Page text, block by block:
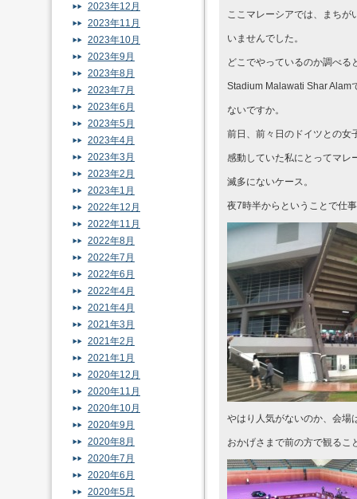
ここマレーシアでは、まちが
いませんでした。
どこでやっているのか調べる
Stadium Malawati Shar Alam
ないですか。
前日、前々日のドイツとの女
感動していた私にとってマレ
滅多にないケース。
夜7時半からということで仕
やはり人気がないのか、会場
おかげさまで前の方で観るこ
2023年12月
2023年11月
2023年10月
2023年9月
2023年8月
2023年7月
2023年6月
2023年5月
2023年4月
2023年3月
2023年2月
2023年1月
2022年12月
2022年11月
2022年8月
2022年7月
2022年6月
2022年4月
2021年4月
2021年3月
2021年2月
2021年1月
2020年12月
2020年11月
2020年10月
2020年9月
2020年8月
2020年7月
2020年6月
2020年5月